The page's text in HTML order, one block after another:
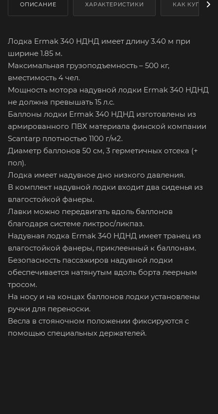
ОПИСАНИЕ ХАРАКТЕРИСТИКИ КАК КУПИТЬ
Лодка Ermak 340 НДНД имеет длину 3.40 м при
ширине 1.85 м.
Максимальная грузоподъемность – 500 кг,
вместимость 4 чел.
Мощность мотора надувной лодки Ermak 340 НДНД
не должна превышать 15 л.с.
Баллоны лодки Ermak 340 НДНД изготовлены из
армированного ПВХ материала финской компании
Scantarp плотностью 1100 г/м2.
Диаметр баллонов 50 см, 3 герметичных отсека (+
пол).
Лодка имеет надувное дно низкого давления.
В комплект надувной лодки входит два сиденья из
влагостойкой фанеры.
Лавки можно передвигать вдоль баллонов
благодаря системе ликтрос/ликпаз.
Надувная лодка Ermak 340 НДНД имеет транец из
влагостойкой фанеры, приклеенный к баллонам.
Безопасность пассажиров надувной лодки
обеспечивается натянутым вдоль борта леерным
тросом.
На носу и на концах баллонов лодки установлены
ручки для переноски.
Весла в стояночном положении фиксируются с
помощью специальных держателей.